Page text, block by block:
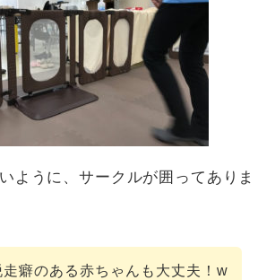
ように、サークルが囲ってありま
走癖のある赤ちゃんも大丈夫！w